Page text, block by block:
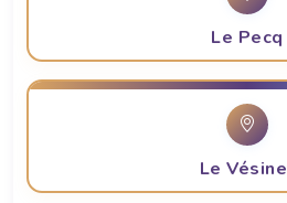
Le Pecq
Le